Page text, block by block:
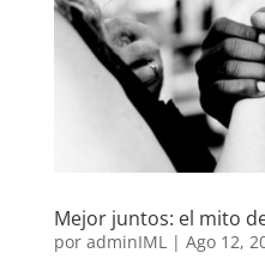
Mejor juntos: el mito
por adminIML| Ago 12,